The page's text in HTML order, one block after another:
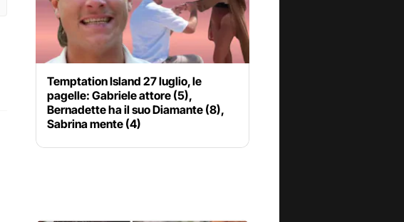
Temptation Island 27 luglio, le
pagelle: Gabriele attore (5),
Bernadette ha il suo Diamante (8),
Sabrina mente (4)